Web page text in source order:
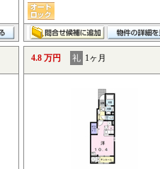
4.8 万円 礼 1ヶ月